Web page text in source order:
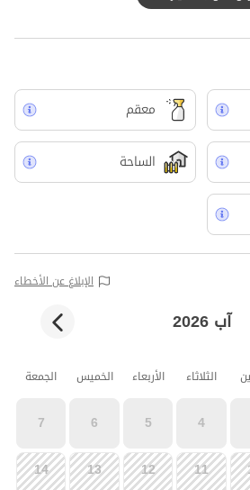
معقم
الساحة
الإبلاغ عن الأخطاء
آب 2026
الثلاثاء الأربعاء الخميس الجمعة
4
5
6
7
11
12
13
14